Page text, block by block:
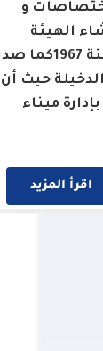
العربية المتحدة رقم 3293 لسنة 1966 باختصاصات و
الهيئة
العامة لميناء الإسكندرية بموجب القانون رقم 6 لسنة
بإنشاء ميناء الدخيلة حيث أن
ميناء
اقرأ المزيد